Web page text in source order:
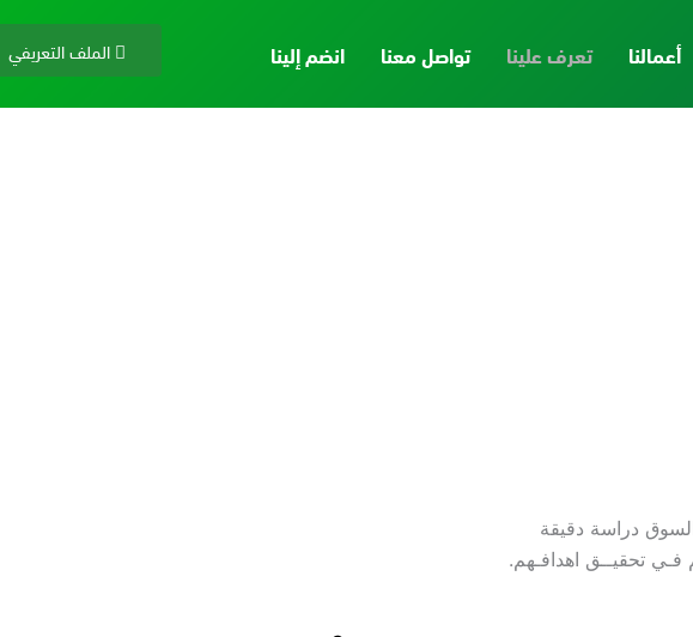
أعمالنا تعرف علينا تواصل معنا انضم إلينا الملف التعريفي
دراسة دقيقة
فـي تحقيــق اهدافـهم.